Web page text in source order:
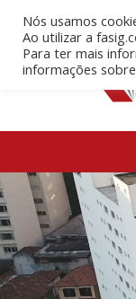
Nós usamos
Ao utilizar a
Para ter mais
informações